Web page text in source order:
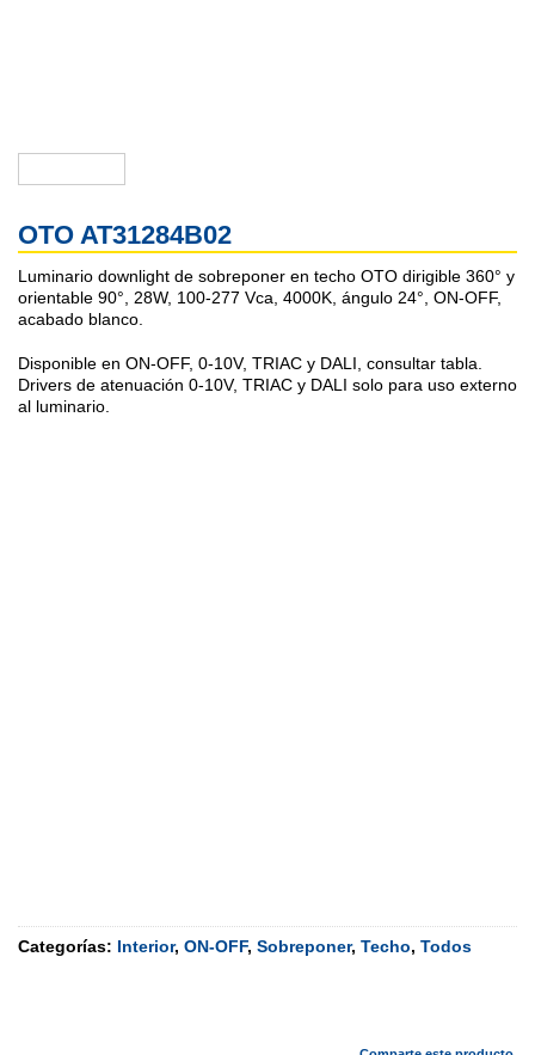
OTO AT31284B02
Luminario downlight de sobreponer en techo OTO dirigible 360° y
orientable 90°, 28W, 100-277 Vca, 4000K, ángulo 24°, ON-OFF,
acabado blanco.
Disponible en ON-OFF, 0-10V, TRIAC y DALI, consultar tabla.
Drivers de atenuación 0-10V, TRIAC y DALI solo para uso externo
al luminario.
Categorías: Interior, ON-OFF, Sobreponer, Techo, Todos